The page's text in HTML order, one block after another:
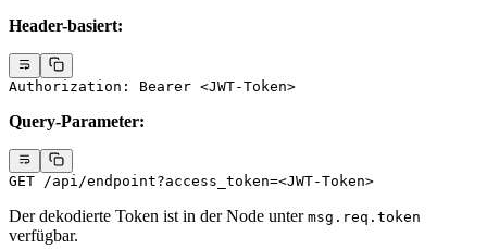
Header-basiert:
Authorization: Bearer <JWT-Token>
Query-Parameter:
GET /api/endpoint?access_token=<JWT-Token>
Der dekodierte Token ist in der Node unter msg.req.token
verfügbar.